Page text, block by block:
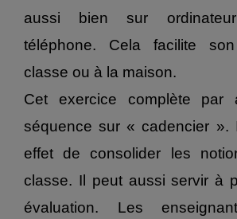
aussi bien sur
téléphone. Cela facilite
classe ou à la maison.
Cet exercice complète par
séquence sur « cadencier ».
effet de consolider les
classe. Il peut aussi servir à
évaluation. Les